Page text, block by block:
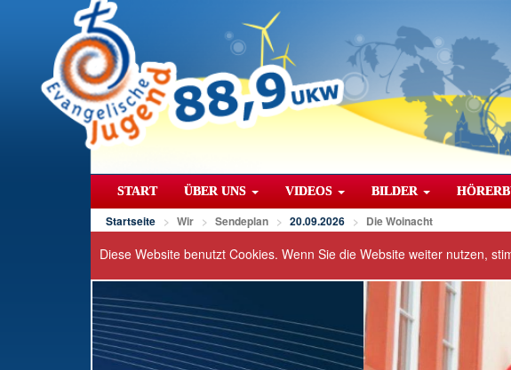
START ÜBER UNS VIDEOS BILDER
Startseite Wir Sendeplan 20.09.2026 Die Woinacht
Diese Website benutzt Cookies. Wenn Sie die Website weiter nutzen,